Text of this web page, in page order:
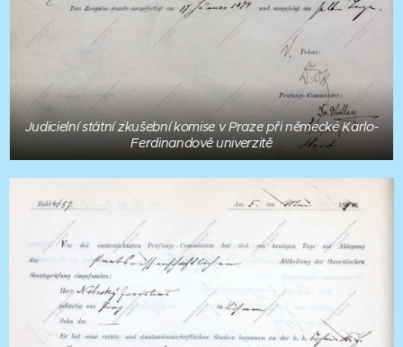
Judicielní státní zkušební komise v Praze při německé Karlo-
Ferdinandově univerzitě